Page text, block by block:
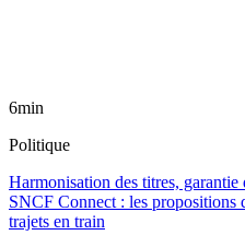
6min
Politique
Harmonisation des titres,
SNCF Connect : les propositions
trajets en train